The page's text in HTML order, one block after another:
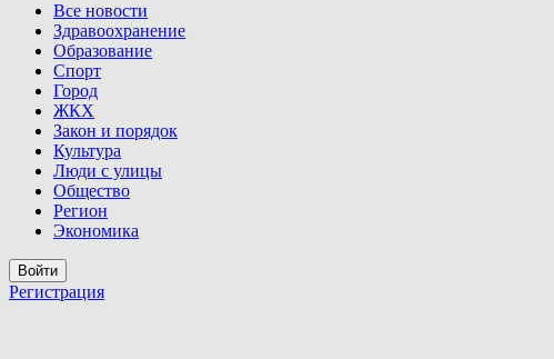
Все новости
Здравоохранение
Образование
Спорт
Город
ЖКХ
Закон и порядок
Культура
Люди с улицы
Общество
Регион
Экономика
Войти
Регистрация